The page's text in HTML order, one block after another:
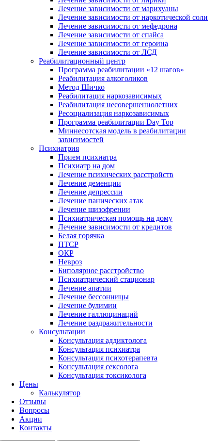
Лечение зависимости от марихуаны
Лечение зависимости от наркотической соли
Лечение зависимости от мефедрона
Лечение зависимости от спайса
Лечение зависимости от героина
Лечение зависимости от ЛСД
Реабилитационный центр
Программа реабилитации «12 шагов»
Реабилитация алкоголиков
Метод Шичко
Реабилитация наркозависимых
Реабилитация несовершеннолетних
Ресоциализация наркозависимых
Программа реабилитации Day Top
Миннесотская модель в реабилитации
зависимостей
Психиатрия
Прием психиатра
Психиатр на дом
Лечение психических расстройств
Лечение деменции
Лечение депрессии
Лечение панических атак
Лечение шизофрении
Психиатрическая помощь на дому
Лечение зависимости от кредитов
Белая горячка
ПТСР
ОКР
Невроз
Биполярное расстройство
Психиатрический стационар
Лечение апатии
Лечение бессонницы
Лечение булимии
Лечение галлюцинаций
Лечение раздражительности
Консультации
Консультация аддиктолога
Консультация психиатра
Консультация психотерапевта
Консультация сексолога
Консультация токсиколога
Цены
Калькулятор
Отзывы
Вопросы
Акции
Контакты